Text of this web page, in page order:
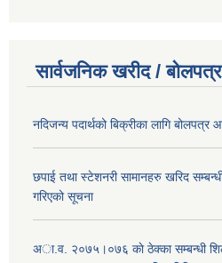
सार्वजनिक खरीद /
नदिजन्य पदार्थको बिक्रीका लागि बोलपत्र
छपाई तथा स्टेशनरी सामानहरु खरिद
गरिएको सूचना
अा.व. २०७५।०७६ काे ठेक्का सम्बन्धी